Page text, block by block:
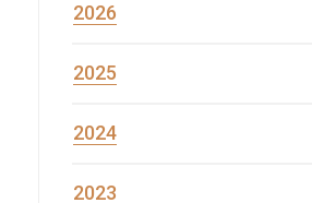
2026
2025
2024
2023